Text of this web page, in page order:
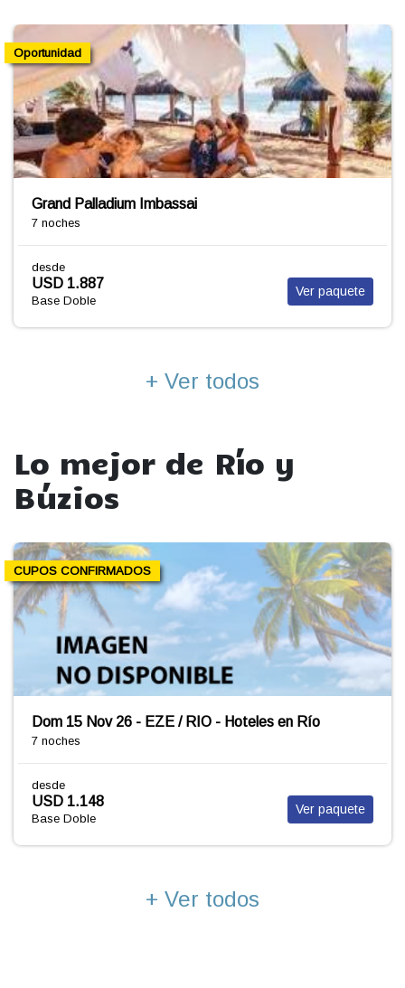
Palladium Imbassai
1.887
Doble
Ver paquete
+ Ver todos
Lo mejor de Río y
Búzios
CUPOS CONFIRMADOS
Dom 15 Nov 26 - EZE / RIO - Hoteles en Río
7 noches
desde
USD 1.148
Base Doble
Ver paquete
+ Ver todos